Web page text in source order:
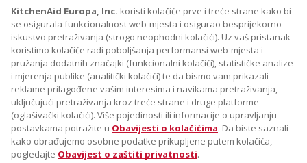
O TVRTKI KITCHENAID
Robna marka
Povijest
ODR
PODRŠKA
Pronađi trgovinu
Jamstvo i dokumenti
PRATITE NAS
KitchenAid Europa, Inc. koristi kolačiće prve i treće strane kako bi
se osigurala funkcionalnost web-mjesta i osigurao besprijekorno
iskustvo pretraživanja (strogo neophodni kolačići). Uz vaš pristanak
koristimo kolačiće radi poboljšanja performansi web-mjesta i
pružanja dodatnih značajki (funkcionalni kolačići), statističke analize
i mjerenja publike (analitički kolačići) te da bismo vam prikazali
reklame prilagođene vašim interesima i navikama pretraživanja,
uključujući pretraživanja kroz treće strane i druge platforme
(oglašivački kolačići). Više pojedinosti ili informacije o upravljanju
postavkama potražite u Obavijesti o kolačićima. Da biste saznali
kako obrađujemo osobne podatke prikupljene putem kolačića,
pogledajte Obavijest o zaštiti privatnosti.